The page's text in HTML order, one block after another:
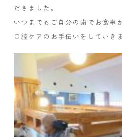
だきました。
いつまでもご自分の歯でお食事
口腔ケアのお手伝いをしていき